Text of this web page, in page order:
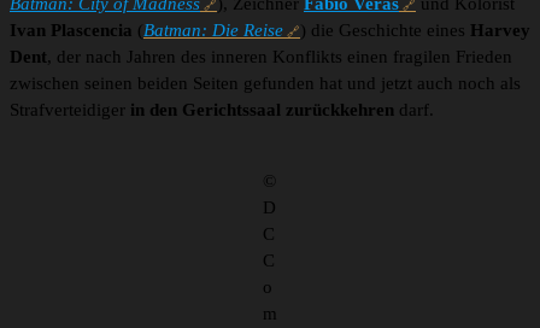
Batman: City of Madness
), Zeichner Fábio Veras
und Kolorist
Ivan Plascencia (Batman: Die Reise ) die Geschichte eines Harvey
Dent, der nach Jahren des inneren Konflikts einen fragilen Frieden
zwischen seinen beiden Seiten gefunden hat und jetzt auch noch als
Strafverteidiger in den Gerichtssaal zurückkehren darf.
©
D
C
C
o
m